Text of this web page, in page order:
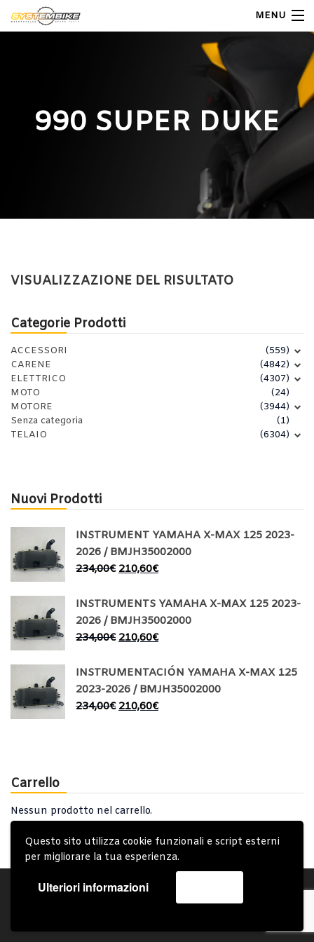
Questo sito utilizza cookie funzionali e script esterni
per migliorare la tua esperienza.
Ulteriori informazioni
MENU
Shop Moto
990 SUPER DUKE
Categorie Prodotti
ACCESSORI
(559)
CARENE
(4842)
ELETTRICO
(4307)
MOTO
(24)
MOTORE
(3944)
Senza categoria
(1)
TELAIO
(6304)
Nuovi Prodotti
INSTRUMENT YAMAHA X-MAX 125 2023-
2026 / BMJH35002000
234,00€ 210,60€
INSTRUMENTS YAMAHA X-MAX 125 2023-
2026 / BMJH35002000
234,00€ 210,60€
INSTRUMENTACIÓN YAMAHA X-MAX 125
2023-2026 / BMJH35002000
234,00€ 210,60€
Carrello
Nessun prodotto nel carrello.
VISUALIZZAZIONE DEL RISULTATO
Account Condizioni Generali
Spedizione e Consegna